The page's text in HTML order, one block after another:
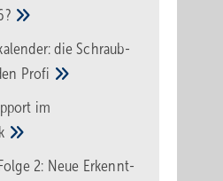
die Schraub­
Pro­fi
im
2: Neue Erkennt­